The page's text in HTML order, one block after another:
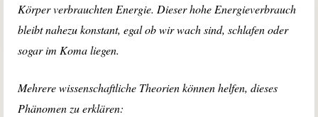
Körper verbrauchten Energie. Dieser hohe Energieverbrauch
bleibt nahezu konstant, egal ob wir wach sind, schlafen oder
sogar im Koma liegen.
Mehrere wissenschaftliche Theorien können helfen, dieses
Phänomen zu erklären: